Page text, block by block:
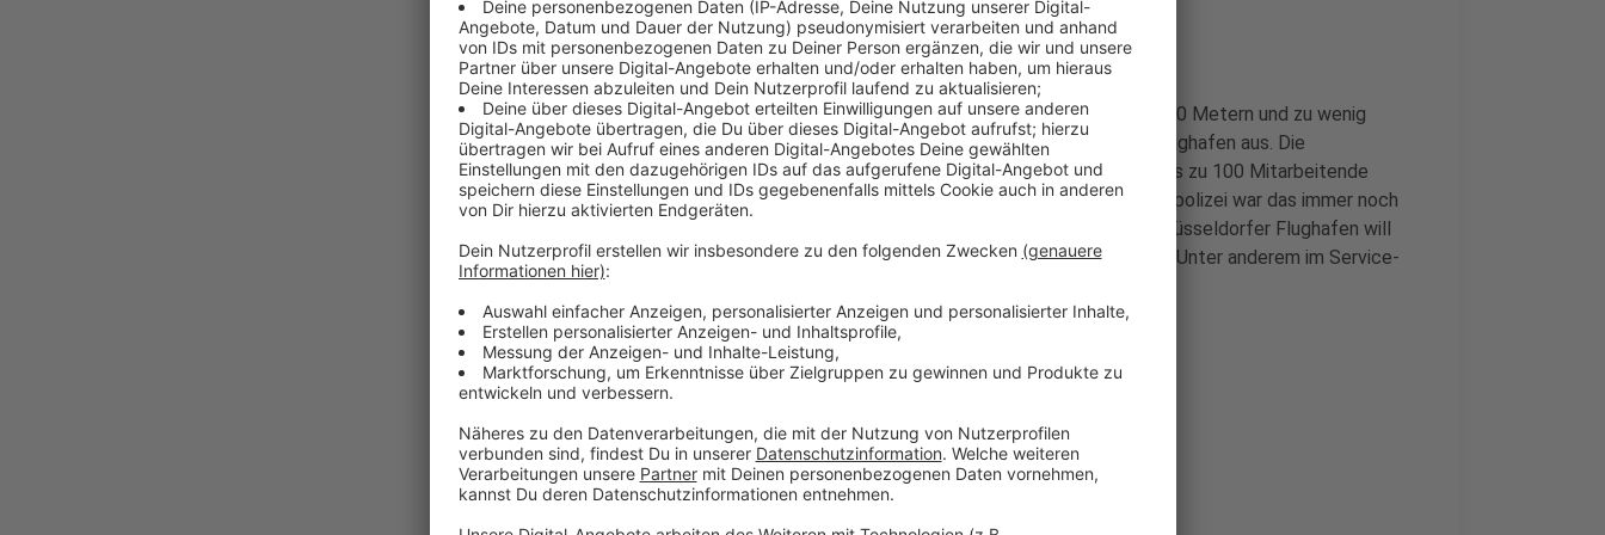
Anzeige
Fluggäste mit Tränen in den Augen, Warteschlangen von bis zu 300 Metern und zu wenig
Personal. So sah es am letzten Wochenende am Düsseldorfer Flughafen aus. Die
Gewerkschaft Verdi berichtet von einem chaotischen Zustand. Bis zu 100 Mitarbeitende
hätten allein in einer Schicht gefehlt. Selbst mit Hilfe der Bundespolizei war das immer noch
zu wenig Personal für die rund 226.000 Fluggäste, heißt es. Der Düsseldorfer Flughafen will
darum bis zu den Sommerferien zusätzliches Personal einstellen. Unter anderem im Service-
Anzeige
Weitere Infos und Links zum Thema:
Anzeige